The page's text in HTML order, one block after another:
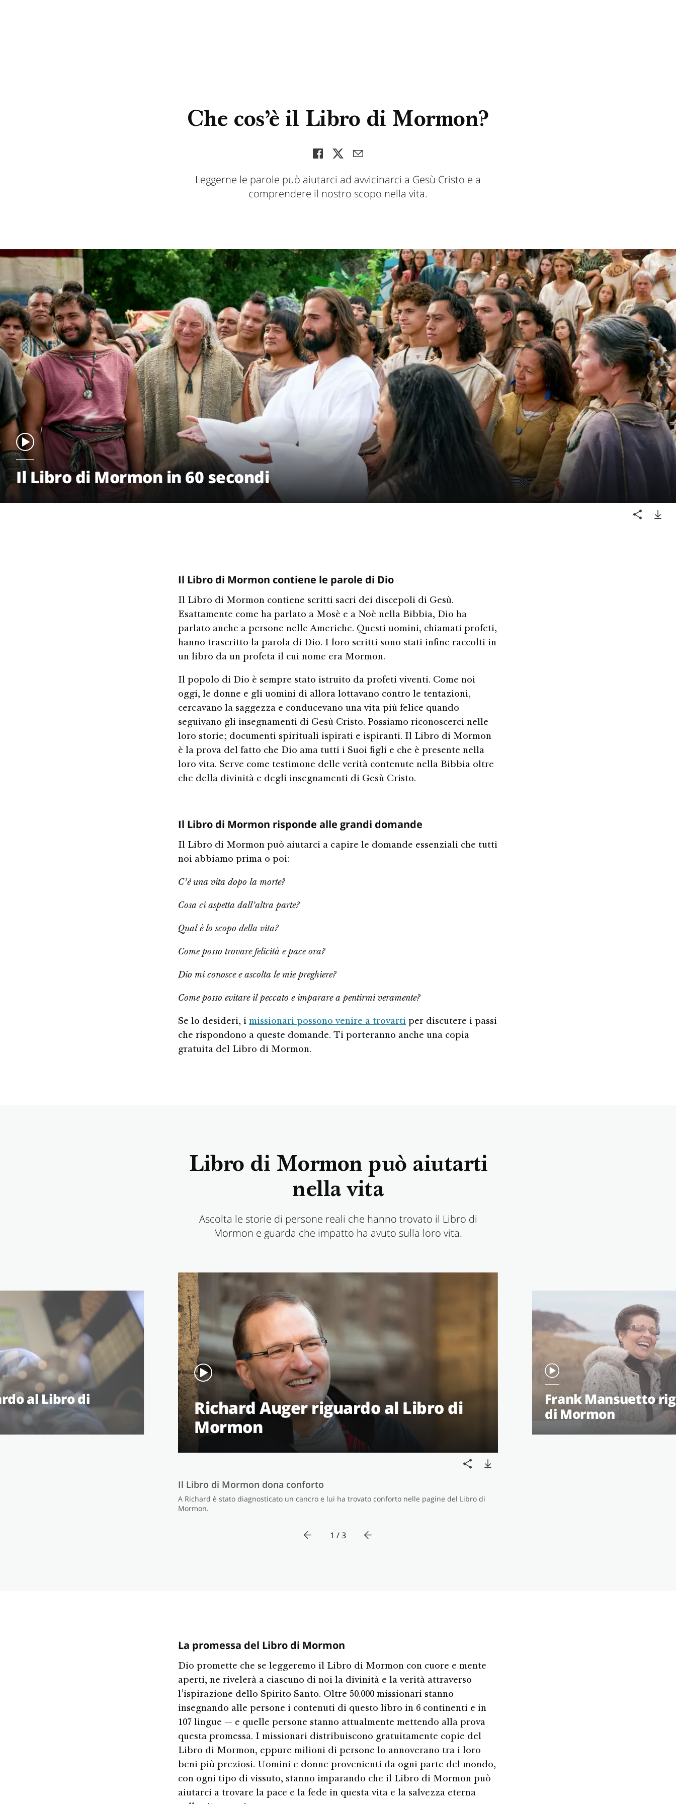
Che cos’è il Libro di Mormon?
Leggerne le parole può aiutarci ad avvicinarci a Gesù Cristo e a
comprendere il nostro scopo nella vita.
Il Libro di Mormon in 60 secondi
Il Libro di Mormon contiene le parole di Dio
Il Libro di Mormon contiene scritti sacri dei discepoli di Gesù.
Esattamente come ha parlato a Mosè e a Noè nella Bibbia, Dio ha
parlato anche a persone nelle Americhe. Questi uomini, chiamati profeti,
hanno trascritto la parola di Dio. I loro scritti sono stati infine raccolti in
un libro da un profeta il cui nome era Mormon.
Il popolo di Dio è sempre stato istruito da profeti viventi. Come noi
oggi, le donne e gli uomini di allora lottavano contro le tentazioni,
cercavano la saggezza e conducevano una vita più felice quando
seguivano gli insegnamenti di Gesù Cristo. Possiamo riconoscerci nelle
loro storie; documenti spirituali ispirati e ispiranti. Il Libro di Mormon
è la prova del fatto che Dio ama tutti i Suoi figli e che è presente nella
loro vita. Serve come testimone delle verità contenute nella Bibbia oltre
che della divinità e degli insegnamenti di Gesù Cristo.
Il Libro di Mormon risponde alle grandi domande
Il Libro di Mormon può aiutarci a capire le domande essenziali che tutti
noi abbiamo prima o poi:
C’è una vita dopo la morte?
Cosa ci aspetta dall’altra parte?
Qual è lo scopo della vita?
Come posso trovare felicità e pace ora?
Dio mi conosce e ascolta le mie preghiere?
Come posso evitare il peccato e imparare a pentirmi veramente?
Se lo desideri, i missionari possono venire a trovarti per discutere i passi
che rispondono a queste domande. Ti porteranno anche una copia
gratuita del Libro di Mormon.
Libro di Mormon può aiutarti
nella vita
Ascolta le storie di persone reali che hanno trovato il Libro di
Mormon e guarda che impatto ha avuto sulla loro vita.
Richard Auger riguardo al Libro di
Mormon
Il Libro di Mormon dona conforto
A Richard è stato diagnosticato un cancro e lui ha trovato conforto nelle pagine del Libro di
Mormon.
Frank Mansuetto
di Mormon
al Libro di
1 / 3
La promessa del Libro di Mormon
Dio promette che se leggeremo il Libro di Mormon con cuore e mente
aperti, ne rivelerà a ciascuno di noi la divinità e la verità attraverso
l’ispirazione dello Spirito Santo. Oltre 50.000 missionari stanno
insegnando alle persone i contenuti di questo libro in 6 continenti e in
107 lingue — e quelle persone stanno attualmente mettendo alla prova
questa promessa. I missionari distribuiscono gratuitamente copie del
Libro di Mormon, eppure milioni di persone lo annoverano tra i loro
beni più preziosi. Uomini e donne provenienti da ogni parte del mondo,
con ogni tipo di vissuto, stanno imparando che il Libro di Mormon può
aiutarci a trovare la pace e la fede in questa vita e la salvezza eterna